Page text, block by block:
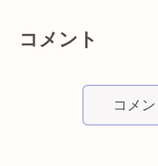
コメント
コメ